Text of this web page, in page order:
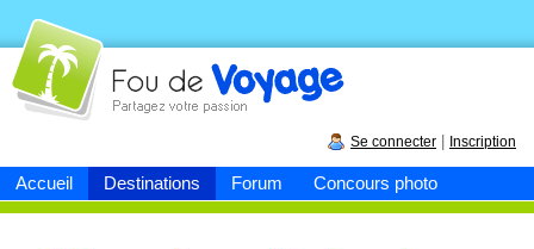
Accueil Destinations Forum Concours photo
Fou devoyage
Se connecter Inscription